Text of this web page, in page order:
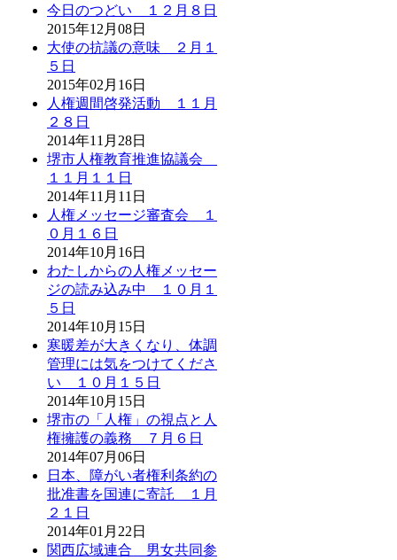
今日のつどい １２月８日
2015年12月08日
大使の抗議の意味 ２月１
５日
2015年02月16日
人権週間啓発活動 １１月
２８日
2014年11月28日
堺市人権教育推進協議会
１１月１１日
2014年11月11日
人権メッセージ審査会 １
０月１６日
2014年10月16日
わたしからの人権メッセー
ジの読み込み中 １０月１
５日
2014年10月15日
寒暖差が大きくなり、体調
管理には気をつけてくださ
い １０月１５日
2014年10月15日
堺市の「人権」の視点と人
権擁護の義務 ７月６日
2014年07月06日
日本、障がい者権利条約の
批准書を国連に寄託 １月
２１日
2014年01月22日
関西広域連合 男女共同参